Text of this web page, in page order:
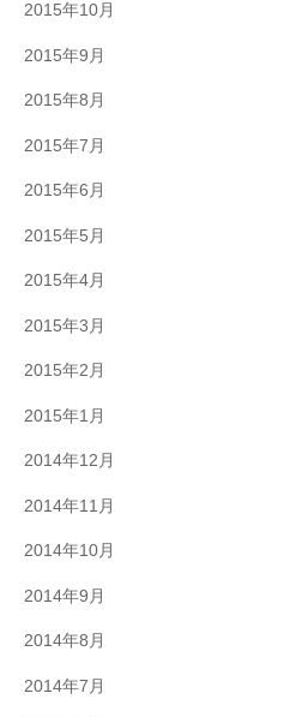
2015年10月
2015年9月
2015年8月
2015年7月
2015年6月
2015年5月
2015年4月
2015年3月
2015年2月
2015年1月
2014年12月
2014年11月
2014年10月
2014年9月
2014年8月
2014年7月